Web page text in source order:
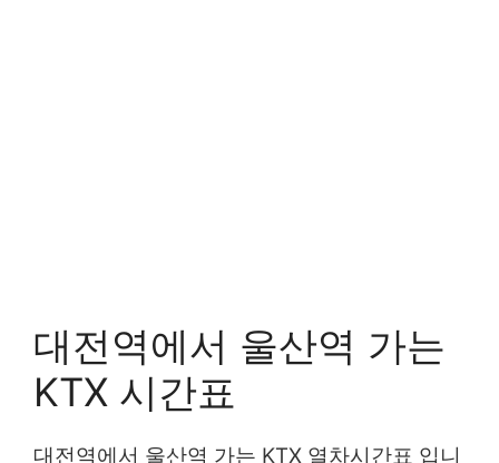
대전역에서 울산역 가는
KTX 시간표
대전역에서 울산역 가는 KTX 열차시간표 입니